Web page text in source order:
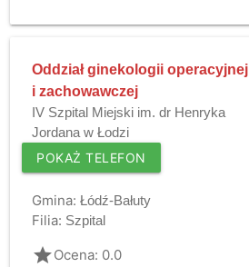
Oddział ginekologii operacyjnej
i zachowawczej
IV Szpital Miejski im. dr Henryka
Jordana w Łodzi
POKAŻ TELEFON
Gmina: Łódź-Bałuty
Filia: Szpital
gradeOcena: 0.0